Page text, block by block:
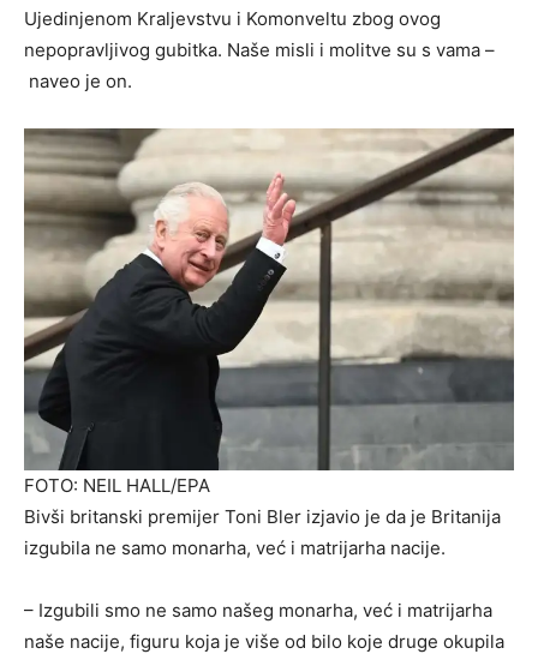
Ujedinjenom Kraljevstvu i Komonveltu zbog ovog
nepopravljivog gubitka. Naše misli i molitve su s vama –
naveo je on.
FOTO: NEIL HALL/EPA
Bivši britanski premijer Toni Bler izjavio je da je Britanija
izgubila ne samo monarha, već i matrijarha nacije.
– Izgubili smo ne samo našeg monarha, već i matrijarha
naše nacije, figuru koja je više od bilo koje druge okupila